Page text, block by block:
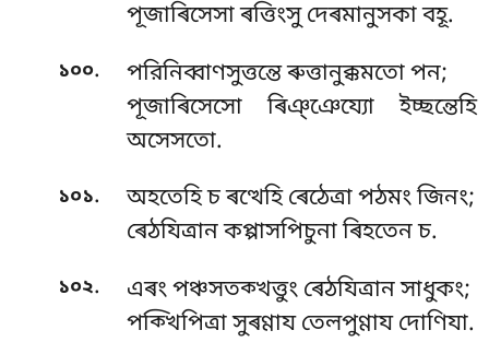
পূজাৰিসেসা ৰত্তিংসু দেৰমানুসকা বহূ.
১০০.
পরিনিব্বাণসুত্তন্তে ৰুত্তানুক্কমতো পন;
পূজাৰিসেসো ৰিঞ্ঞেয্যো ইচ্ছন্তেহি
অসেসতো.
১০১.
অহতেহি চ ৰত্থেহি ৰেঠেত্ৰা পঠমং জিনং;
ৰেঠযিত্ৰান কপ্পাসপিচুনা ৰিহতেন চ.
১০২.
এৰং পঞ্চসতক্খত্তুং ৰেঠযিত্ৰান সাধুকং;
পক্খিপিত্ৰা সুৰণ্ণায তেলপুণ্ণায দোণিযা.